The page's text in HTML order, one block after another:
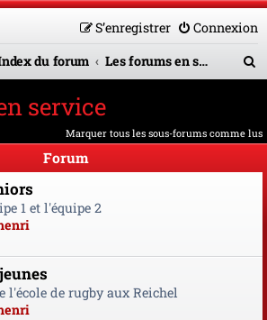
Connexion
S’enregistrer
du forum Les forums en service
h
e
h
service
Marquer tous les sous-forums comme lus
Forum
1 et l'équipe 2
l'école de rugby aux Reichel